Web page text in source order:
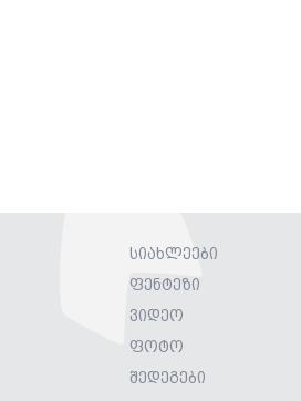
სიახლეები
ფენტეზი
ვიდეო
ფოტო
შედეგები